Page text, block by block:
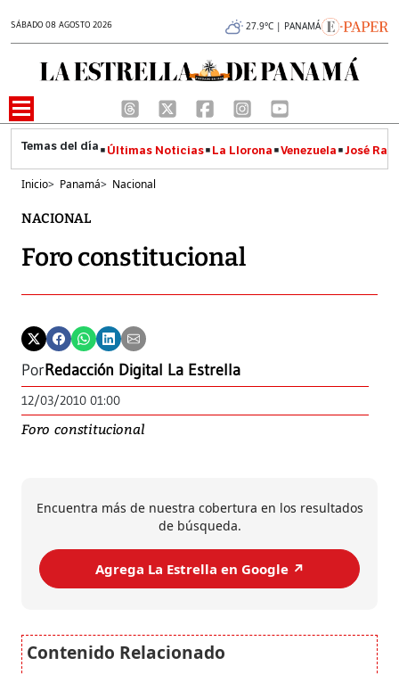
SÁBADO 08 AGOSTO 2026 27.9°C | PANAMÁ
Últimas Noticias La Llorona Venezuela José
Inicio> Panamá> Nacional
NACIONAL
Foro constitucional
PorRedacción Digital La Estrella
12/03/2010 01:00
Foro constitucional
Encuentra más de nuestra cobertura en los resultados
de búsqueda.
Agrega La Estrella en Google ↗️